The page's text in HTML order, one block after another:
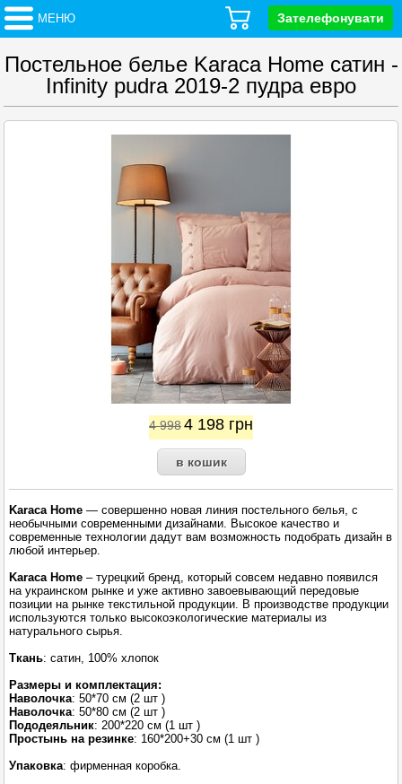
МЕНЮ Зателефонувати
Постельное белье Karaca Home сатин -
Infinity pudra 2019-2 пудра евро
4 9984 198 грн
Karaca Home— совершенно новая линия постельного белья, с
необычными современными дизайнами. Высокое качество и
современные технологии дадут вам возможность подобрать дизайн в
любой интерьер.
Karaca Home – турецкий бренд, который совсем недавно появился
на украинском рынке и уже активно завоевывающий передовые
позиции на рынке текстильной продукции. В производстве продукции
используются только высокоэкологические материалы из
натурального сырья.
Ткань: сатин, 100% хлопок
Размеры и комплектация:
Наволочка: 50*70 см (2 шт )
Наволочка: 50*80 см (2 шт )
Пододеяльник: 200*220 см (1 шт )
Простынь на резинке: 160*200+30 см (1 шт )
Упаковка: фирменная коробка.